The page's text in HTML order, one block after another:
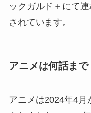
ックガルド＋にて
されています。
アニメは何話ま
アニメは2024年4月